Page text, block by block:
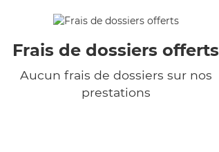
Frais de dossiers offerts
Aucun frais de dossiers sur nos
prestations